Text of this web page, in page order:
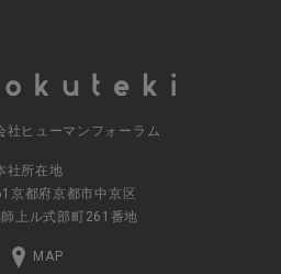
ヒューマンフォーラム
社所在地
京都府京都市中京区
上ル式部町261番地
MAP